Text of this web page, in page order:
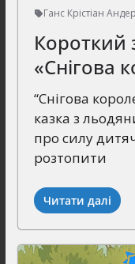
Ганс Крістіан
Короткий
«Снігова
“Снігова
казка з
про силу
розтопити
Читати далі